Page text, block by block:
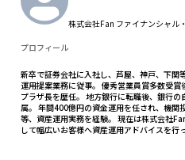
株式会社Fan ファイナンシャル
プロフィール
新卒で証券会社に入社し、芦屋、神戸、下関
運用提案業務に従事。 優秀営業員賞多数受
プラザ長を歴任。 地方銀行に転職後、銀行
属。 年間400億円の資金運用を任され、機
等、資産運用実務を経験。 現在は株式会社Fan/投資信託相談プラザ東京本店に在籍しIFAと
して幅広いお客様へ資産運用アドバイスを行